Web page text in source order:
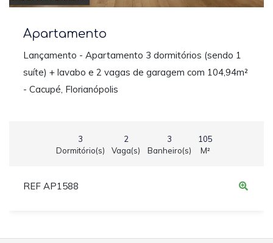
Apartamento
Lançamento - Apartamento 3 dormitórios (sendo 1
suíte) + lavabo e 2 vagas de garagem com 104,94m²
- Cacupé, Florianópolis
3
Dormitório(s)
2
Vaga(s)
3
Banheiro(s)
105
M²
REF AP1588